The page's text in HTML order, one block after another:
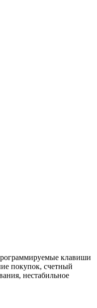
клавиши
покупок, счетный
нестабильное